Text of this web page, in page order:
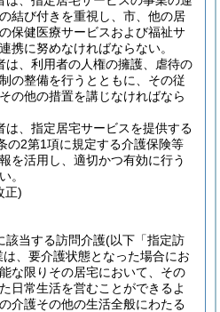
結び付きを重視し、市、他の居
保健医療サービスおよび福祉サ
携に努めなければならない。
は、利用者の人権の擁護、虐待の
の整備を行うとともに、その従
の他の措置を講じなければなら
は、指定居宅サービスを提供する
の2第1項に規定する介護保険等
を活用し、適切かつ有効に行う
。
正)
該当する訪問介護(以下「指定訪
は、要介護状態となった場合にお
な限りその居宅において、その
日常生活を営むことができるよ
介護その他の生活全般にわたる